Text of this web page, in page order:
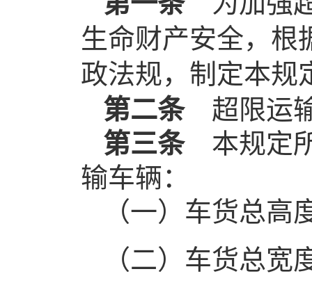
生命财产安全，根
政法规，制定本规
第二条超限运输
第三条本规定所
输车辆：
（一）车货总高
（二）车货总宽